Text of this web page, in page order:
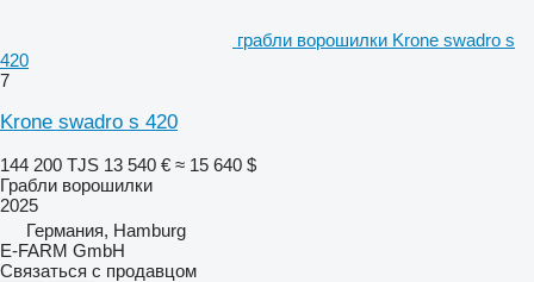
грабли ворошилки Krone swadro s
420
7
Krone swadro s 420
144 200 TJS 13 540 € ≈ 15 640 $
Грабли ворошилки
2025
Германия, Hamburg
E-FARM GmbH
Связаться с продавцом